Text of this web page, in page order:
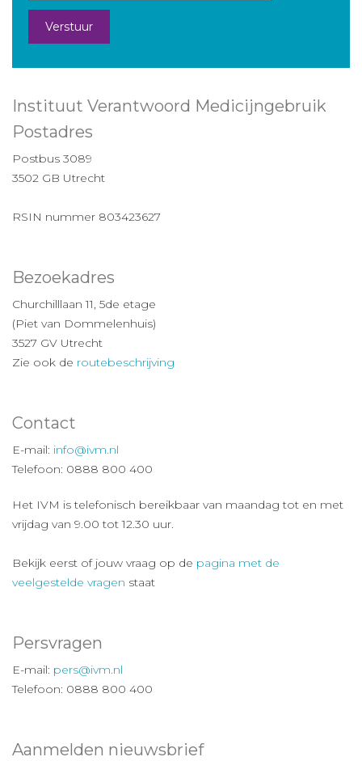
Verstuur
Instituut Verantwoord Medicijngebruik
Postadres
Postbus 3089
3502 GB Utrecht
RSIN nummer 803423627
Bezoekadres
Churchilllaan 11, 5de etage
(Piet van Dommelenhuis)
3527 GV Utrecht
Zie ook de routebeschrijving
Contact
E-mail: info@ivm.nl
Telefoon: 0888 800 400
Het IVM is telefonisch bereikbaar van maandag tot en met
vrijdag van 9.00 tot 12.30 uur.
Bekijk eerst of jouw vraag op de pagina met de
veelgestelde vragen staat
Persvragen
E-mail: pers@ivm.nl
Telefoon: 0888 800 400
Aanmelden nieuwsbrief